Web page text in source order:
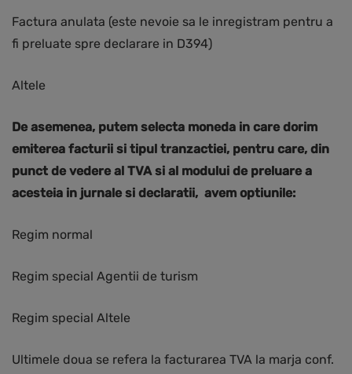
Factura anulata (este nevoie sa le inregistram pentru a
fi preluate spre declarare in D394)
Altele
De asemenea, putem selecta moneda in care dorim
emiterea facturii si tipul tranzactiei, pentru care, din
punct de vedere al TVA si al modului de preluare a
acesteia in jurnale si declaratii, avem optiunile:
Regim normal
Regim special Agentii de turism
Regim special Altele
Ultimele doua se refera la facturarea TVA la marja conf.